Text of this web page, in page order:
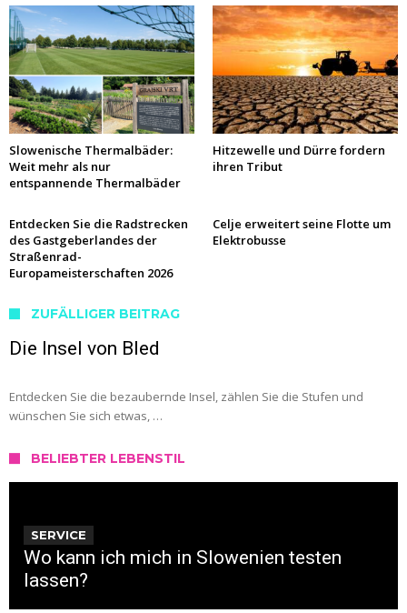
Slowenische Thermalbäder:
Weit mehr als nur
entspannende Thermalbäder
Hitzewelle und Dürre fordern
ihren Tribut
Entdecken Sie die Radstrecken
des Gastgeberlandes der
Straßenrad-
Europameisterschaften 2026
Celje erweitert seine Flotte um
Elektrobusse
ZUFÄLLIGER BEITRAG
Die Insel von Bled
Entdecken Sie die bezaubernde Insel, zählen Sie die Stufen und
wünschen Sie sich etwas, …
BELIEBTER LEBENSTIL
SERVICE
Wo kann ich mich in Slowenien testen
lassen?